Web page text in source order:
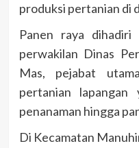
produksi pertanian di
Panen raya dihadiri
perwakilan Dinas
Mas, pejabat
pertanian lapangan
penanaman hingga
Di Kecamatan